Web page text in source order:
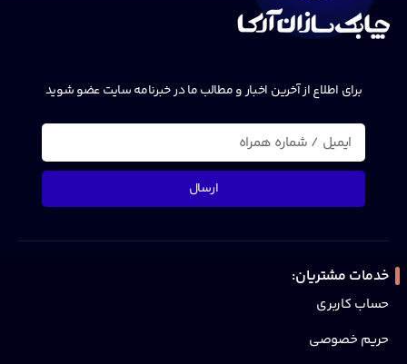
برای اطلاع از آخرین اخبار و مطالب ما در خبرنامه سایت عضو شوید
ارسال
خدمات مشتریان:
حساب کاربری
حریم خصوصی